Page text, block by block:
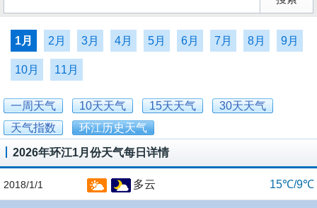
1月 2月 3月 4月 5月 6月 7月 8月 9月
10月 11月
一周天气 10天天气 15天天气
30天天气
天气指数
环江历史天气
2026年环江1月份天气每日详情
2018/1/1 多云 15℃/9℃